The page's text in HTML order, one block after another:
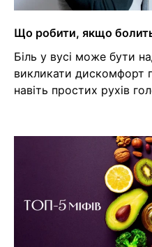
Що робити, якщо
Біль у вусі може бути
викликати дискомфорт
навіть простих рухів